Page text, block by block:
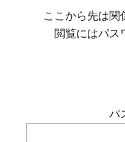
ここから先は関
閲覧にはパス
パ